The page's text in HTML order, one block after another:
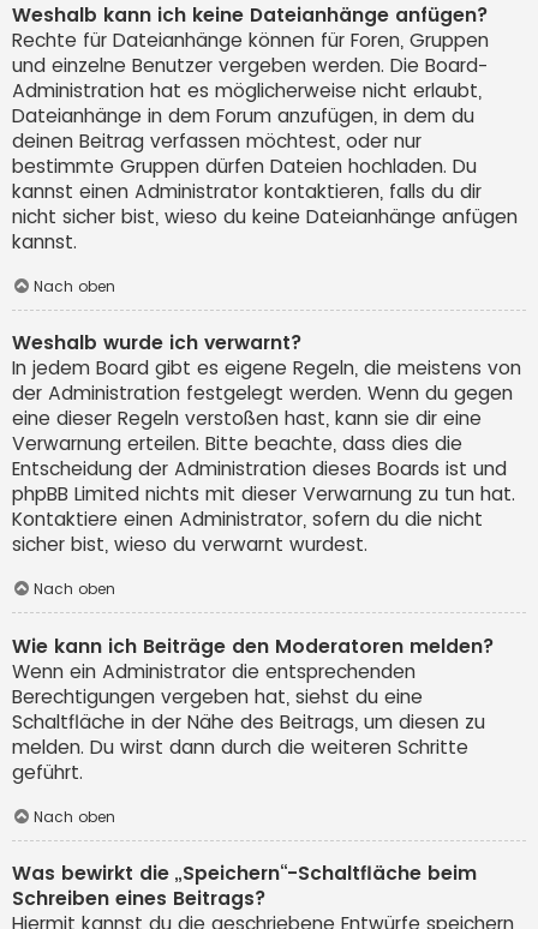
Weshalb kann ich keine Dateianhänge anfügen?
Rechte für Dateianhänge können für Foren, Gruppen
und einzelne Benutzer vergeben werden. Die Board-
Administration hat es möglicherweise nicht erlaubt,
Dateianhänge in dem Forum anzufügen, in dem du
deinen Beitrag verfassen möchtest, oder nur
bestimmte Gruppen dürfen Dateien hochladen. Du
kannst einen Administrator kontaktieren, falls du dir
nicht sicher bist, wieso du keine Dateianhänge anfügen
kannst.
Nach oben
Weshalb wurde ich verwarnt?
In jedem Board gibt es eigene Regeln, die meistens von
der Administration festgelegt werden. Wenn du gegen
eine dieser Regeln verstoßen hast, kann sie dir eine
Verwarnung erteilen. Bitte beachte, dass dies die
Entscheidung der Administration dieses Boards ist und
phpBB Limited nichts mit dieser Verwarnung zu tun hat.
Kontaktiere einen Administrator, sofern du die nicht
sicher bist, wieso du verwarnt wurdest.
Nach oben
Wie kann ich Beiträge den Moderatoren melden?
Wenn ein Administrator die entsprechenden
Berechtigungen vergeben hat, siehst du eine
Schaltfläche in der Nähe des Beitrags, um diesen zu
melden. Du wirst dann durch die weiteren Schritte
geführt.
Nach oben
Was bewirkt die „Speichern“-Schaltfläche beim
Schreiben eines Beitrags?
Hiermit kannst du die geschriebene Entwürfe speichern